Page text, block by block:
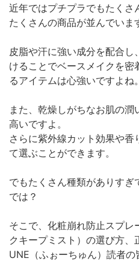
近年ではプチプラでもたくさ
たくさんの商品が並んでいま
皮脂や汗に強い成分を配合
けることでベースメイクを
るアイテムは心強いですよね。
また、乾燥しがちなお肌の
高いですよ。
さらに紫外線カット効果や
て選ぶことができます。
でもたくさん種類がありす
では？
そこで、化粧崩れ防止スプレ
クキープミスト）の選び方、
UNE（ふぉーちゅん）読者